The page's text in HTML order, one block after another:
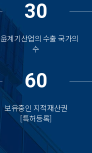
30
계기산업의 수출 국가의
수
60
보유중인 지적재산권
[특허등록]